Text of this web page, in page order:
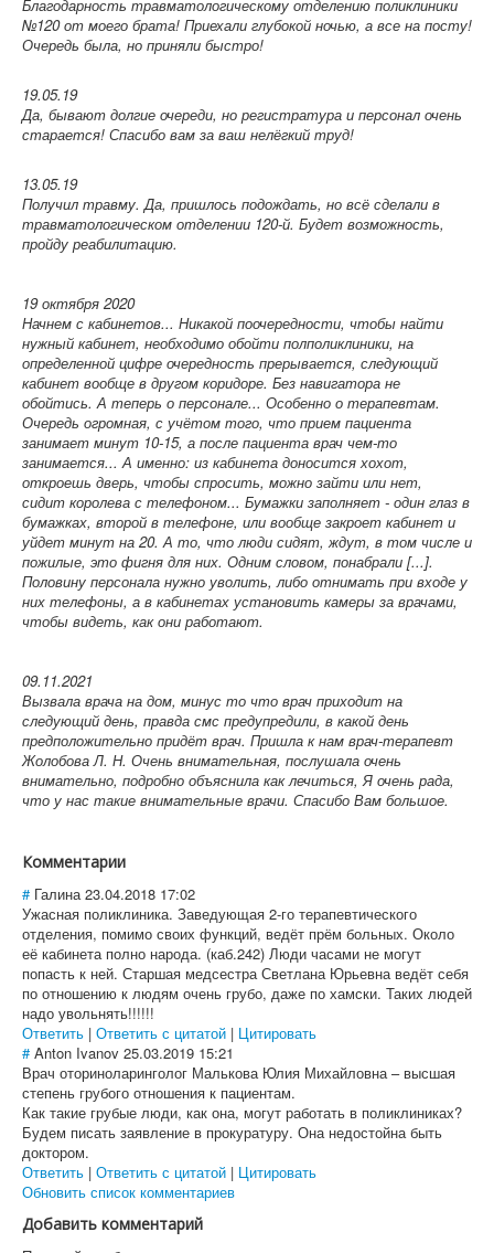
Благодарность травматологическому отделению поликлиники
№120 от моего брата! Приехали глубокой ночью, а все на посту!
Очередь была, но приняли быстро!
19.05.19
Да, бывают долгие очереди, но регистратура и персонал очень
старается! Спасибо вам за ваш нелёгкий труд!
13.05.19
Получил травму. Да, пришлось подождать, но всё сделали в
травматологическом отделении 120-й. Будет возможность,
пройду реабилитацию.
19 октября 2020
Начнем с кабинетов... Никакой поочередности, чтобы найти
нужный кабинет, необходимо обойти полполиклиники, на
определенной цифре очередность прерывается, следующий
кабинет вообще в другом коридоре. Без навигатора не
обойтись. А теперь о персонале... Особенно о терапевтам.
Очередь огромная, с учётом того, что прием пациента
занимает минут 10-15, а после пациента врач чем-то
занимается... А именно: из кабинета доносится хохот,
откроешь дверь, чтобы спросить, можно зайти или нет,
сидит королева с телефоном... Бумажки заполняет - один глаз в
бумажках, второй в телефоне, или вообще закроет кабинет и
уйдет минут на 20. А то, что люди сидят, ждут, в том числе и
пожилые, это фигня для них. Одним словом, понабрали [...].
Половину персонала нужно уволить, либо отнимать при входе у
них телефоны, а в кабинетах установить камеры за врачами,
чтобы видеть, как они работают.
09.11.2021
Вызвала врача на дом, минус то что врач приходит на
следующий день, правда смс предупредили, в какой день
предположительно придёт врач. Пришла к нам врач-терапевт
Жолобова Л. Н. Очень внимательная, послушала очень
внимательно, подробно объяснила как лечиться, Я очень рада,
что у нас такие внимательные врачи. Спасибо Вам большое.
Комментарии
# Галина 23.04.2018 17:02
Ужасная поликлиника. Заведующая 2-го терапевтического
отделения, помимо своих функций, ведёт прём больных. Около
её кабинета полно народа. (каб.242) Люди часами не могут
попасть к ней. Старшая медсестра Светлана Юрьевна ведёт себя
по отношению к людям очень грубо, даже по хамски. Таких людей
надо увольнять!!!!!!
Ответить | Ответить с цитатой | Цитировать
# Anton Ivanov 25.03.2019 15:21
Врач оториноларинголог Малькова Юлия Михайловна – высшая
степень грубого отношения к пациентам.
Как такие грубые люди, как она, могут работать в поликлиниках?
Будем писать заявление в прокуратуру. Она недостойна быть
доктором.
Ответить | Ответить с цитатой | Цитировать
Обновить список комментариев
Добавить комментарий